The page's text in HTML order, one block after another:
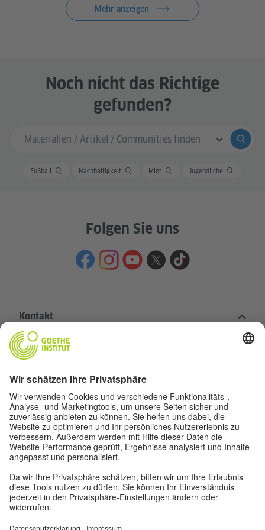
Mehr anzeigen
Noch nicht das Richtige
gefunden?
Sucheingabe
Fußball Nachhaltigkeit Mint Jugendliche
Folgen Sie uns
Kontakt
Goethe-Institut Zentrale
Oskar von Miller-Ring 18
80333 München
deutschstunde@goethe.de
Hilfreiche Links
Weitere Websites
Datenschutz und Barrierefreiheit